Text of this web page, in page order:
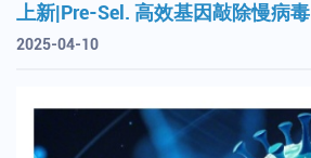
上新|Pre-Sel. 高效基因敲除慢病毒
2025-04-10